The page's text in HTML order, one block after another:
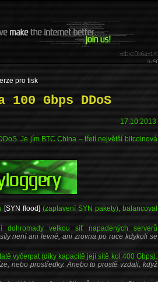
pro tisk
Gbps DDoS
17.10.2013
Je jím BTC China – třetí největší bitcoinová
[SYN flood] (zaplavení SYN pakety), balancoval
velkou síť napadených serverů
není ani levné, ani zrovna po ruce kdykoli se
vyčerpat (díky kapacitě její sítě kol 400 Gbps).
nebo prostředky. Anebo to prostě vzdali, když